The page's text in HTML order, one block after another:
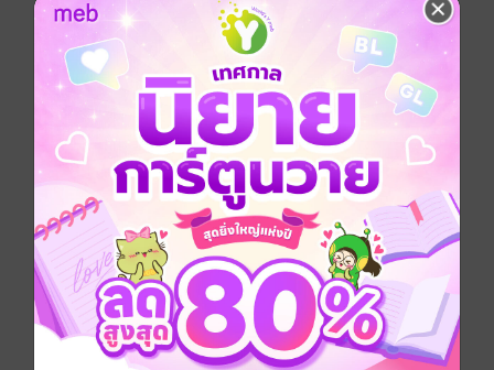
ทันใดนั้น พลันคิดถึงภาพตอนที่นางโดนเขาบีบคอ
จนหมดสติไป
อาจจะเป็นเพราะเหตุการณ์ในวันนั้น เลยทำให้นาง
จำฝังใจ จึงทำให้หวาดกลัวเขาอย่างที่ไม่เคยเป็นมาก่อน
" .."หยางเหว่ยเดินตรงเข้าไปหา
"อย่าเข้ามานะ"หลิงซิงอีรีบห้ามเพราะกลัวตาย
"หึ!"เขายิ้มมุมปากราวกับเย้ยหยัน
ยิ่งนางห้าม เขาก็ยิ่งเดินเข้าไปใกล้
ราวกับจะประกาศให้รู้ว่าคำพูดของนาง ไร้ความ
หมายต่อเขาโดยสิ้นเชิง